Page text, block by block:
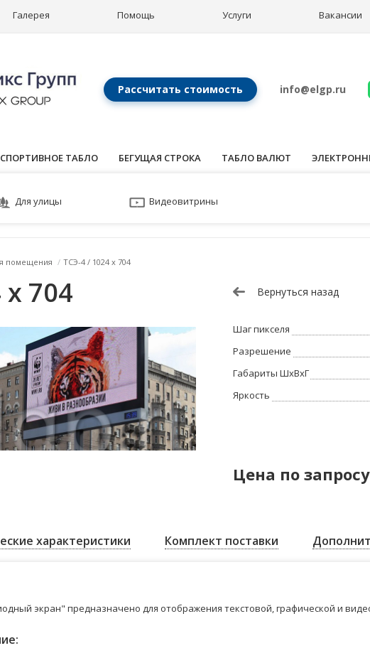
Галерея Помощь Услуги Вакансии
Рассчитать стоимость info@elgp.ru
СПОРТИВНОЕ ТАБЛО БЕГУЩАЯ СТРОКА ТАБЛО ВАЛЮТ
Для улицы Видеовитрины
помещения / ТСЭ-4 / 1024 x 704
704 Вернуться назад
Шаг пикселя
Разрешение
Габариты ШхВхГ
Яркость
Цена по запросу
характеристики Комплект поставки
экран" предназначено для отображения текстовой, графической и